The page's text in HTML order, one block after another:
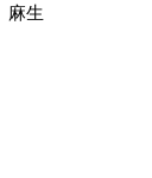
麻生